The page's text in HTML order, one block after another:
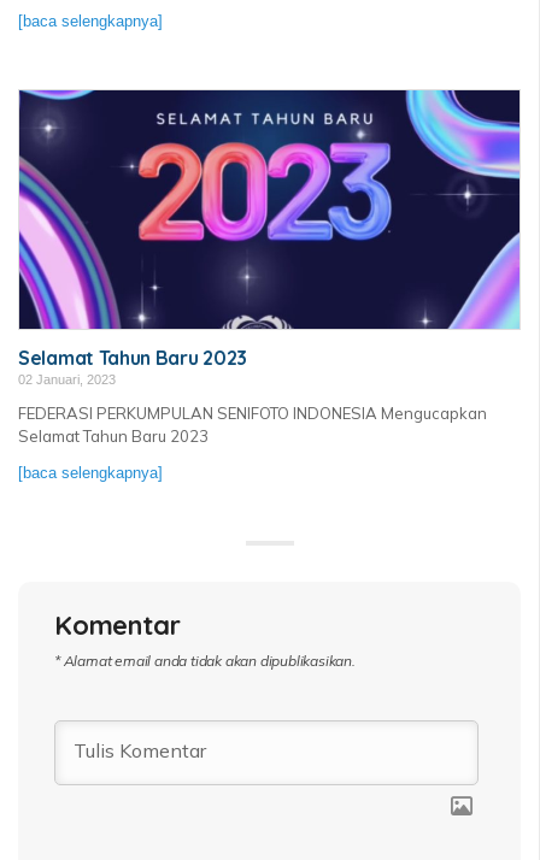
[baca selengkapnya]
Selamat Tahun Baru 2023
02 Januari, 2023
FEDERASI PERKUMPULAN SENIFOTO INDONESIA Mengucapkan
Selamat Tahun Baru 2023
[baca selengkapnya]
Komentar
* Alamat email anda tidak akan dipublikasikan.